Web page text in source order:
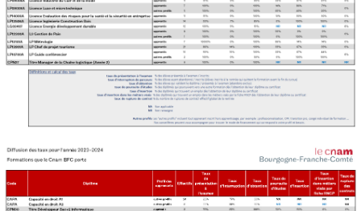
Catalogue national
Équivalences, passerelles et
suites de parcours
Modalités d'enseignement
Formation en présentiel
Alternance